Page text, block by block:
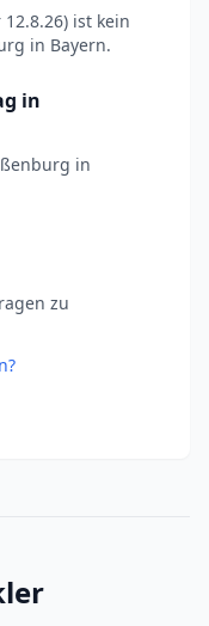
ist kein
in Bayern.
in
in
zu